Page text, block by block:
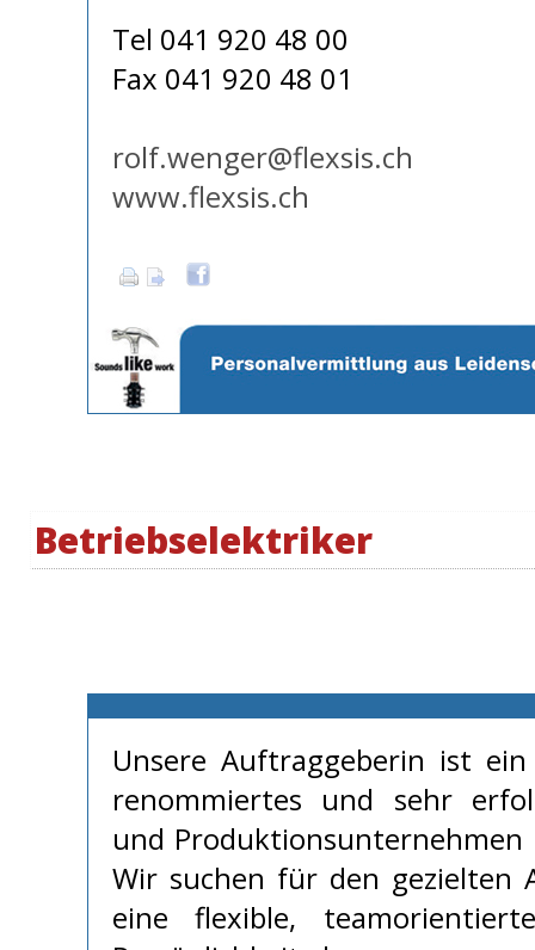
Tel 041 920 48 00
Fax 041 920 48 01
rolf.wenger@flexsis.ch
www.flexsis.ch
Betriebselektriker
Unsere Auftraggeberin ist
renommiertes und sehr
und Produktionsunternehmen
Wir suchen für den gezielten
eine flexible,